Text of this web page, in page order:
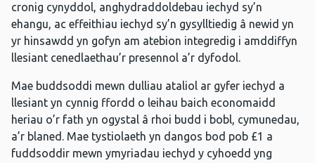
cronig cynyddol, anghydraddoldebau iechyd sy’n
ehangu, ac effeithiau iechyd sy’n gysylltiedig â newid yn
yr hinsawdd yn gofyn am atebion integredig i amddiffyn
llesiant cenedlaethau’r presennol a’r dyfodol.
Mae buddsoddi mewn dulliau ataliol ar gyfer iechyd a
llesiant yn cynnig ffordd o leihau baich economaidd
heriau o’r fath yn ogystal â rhoi budd i bobl, cymunedau,
a’r blaned. Mae tystiolaeth yn dangos bod pob £1 a
fuddsoddir mewn ymyriadau iechyd y cyhoedd yng